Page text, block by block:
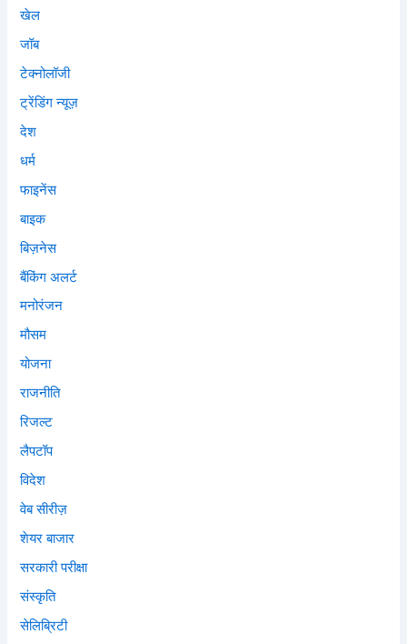
खेल
जॉब
टेक्नोलॉजी
ट्रेंडिंग न्यूज़
देश
धर्म
फाइनेंस
बाइक
बिज़नेस
बैंकिंग अलर्ट
मनोरंजन
मौसम
योजना
राजनीति
रिजल्ट
लैपटॉप
विदेश
वेब सीरीज़
शेयर बाजार
सरकारी परीक्षा
संस्कृति
सेलिब्रिटी